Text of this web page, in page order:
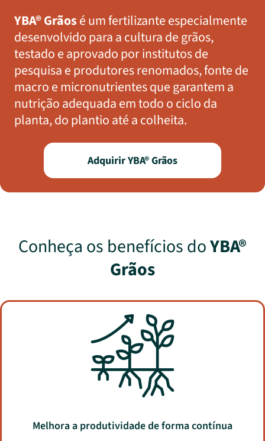
YBA® Grãosé umfertilizante especialmente
desenvolvido para a cultura de grãos,
testado e aprovado por institutos de
pesquisa e produtores renomados, fonte de
macro e micronutrientes que garantem a
nutrição adequada em todo o ciclo da
planta, do plantio até a colheita.
Adquirir YBA® Grãos
Conheça os benefícios doYBA®
Grãos
Melhora a produtividade de forma contínua